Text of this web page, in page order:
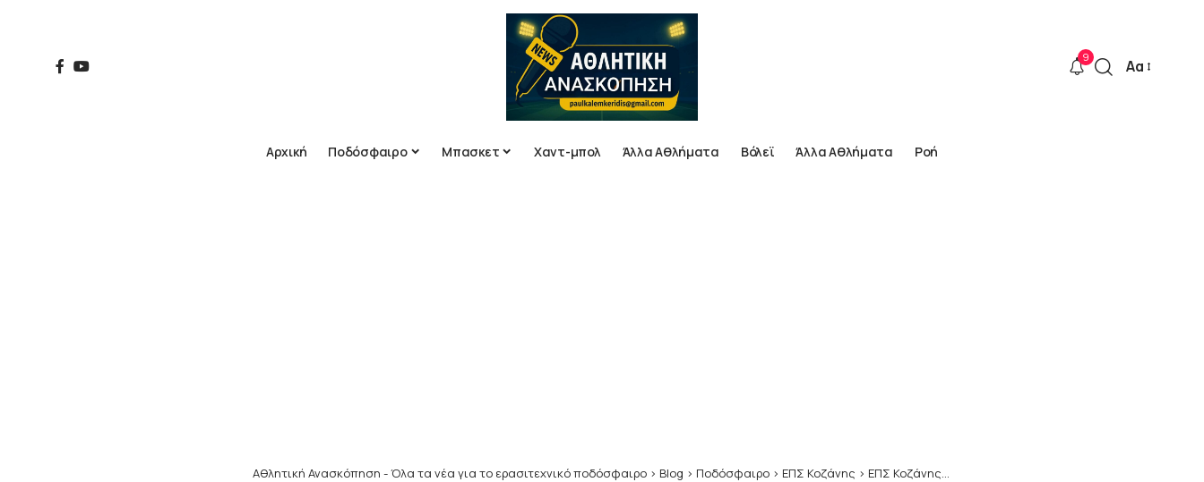
9
Font
Αα
Αρχική Ποδόσφαιρο Μπασκετ Χαντ-μπολ Άλλα Αθλήματα Βόλεϊ Άλλα Αθλήματα Ροή
Αθλητική Ανασκόπηση - Όλα τα νέα για το ερασιτεχνικό ποδόσφαιρο > Blog > Ποδόσφαιρο > ΕΠΣ Κοζάνης > ΕΠΣ Κοζάνης: Η κλήρωση των Play off και play out